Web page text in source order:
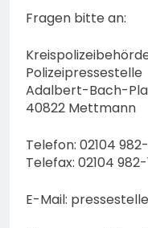
Fragen bitte an:
Polizeipressestelle
Adalbert-Bach-
40822 Mettmann
Telefon: 02104 982-
Telefax: 02104 982-
E-Mail: